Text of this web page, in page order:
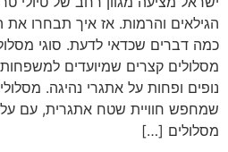
הגילאים והרמות. אז איך תבחרו
כמה דברים שכדאי לדעת. סוגי
מסלולים קצרים שמיועדים
נופים ופחות על אתגרי נהיגה.
שמחפש חוויית שטח אתגרית, עם
מסלולים […]